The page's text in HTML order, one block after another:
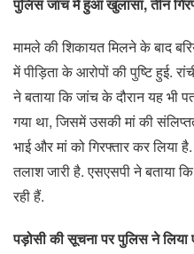
पुलिस जांच में हुआ खुलासा, तीन
मामले की शिकायत मिलने के बाद
में पीड़िता के आरोपों की पुष्टि हुई.
ने बताया कि जांच के दौरान यह भी
गया था, जिसमें उसकी मां की
भाई और मां को गिरफ्तार कर लिया
तलाश जारी है. एसएसपी ने बताया
रही हैं.
पड़ोसी की सूचना पर पुलिस ने लिया